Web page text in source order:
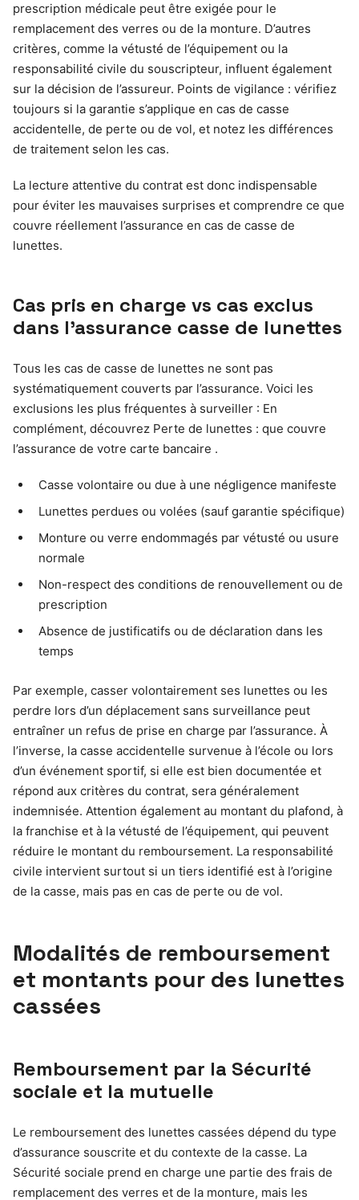
prescription médicale peut être exigée pour le
remplacement des verres ou de la monture. D’autres
critères, comme la vétusté de l’équipement ou la
responsabilité civile du souscripteur, influent également
sur la décision de l’assureur. Points de vigilance : vérifiez
toujours si la garantie s’applique en cas de casse
accidentelle, de perte ou de vol, et notez les différences
de traitement selon les cas.
La lecture attentive du contrat est donc indispensable
pour éviter les mauvaises surprises et comprendre ce que
couvre réellement l’assurance en cas de casse de
lunettes.
Cas pris en charge vs cas exclus
dans l’assurance casse de lunettes
Tous les cas de casse de lunettes ne sont pas
systématiquement couverts par l’assurance. Voici les
exclusions les plus fréquentes à surveiller : En
complément, découvrez Perte de lunettes : que couvre
l’assurance de votre carte bancaire .
Casse volontaire ou due à une négligence manifeste
Lunettes perdues ou volées (sauf garantie spécifique)
Monture ou verre endommagés par vétusté ou usure
normale
Non-respect des conditions de renouvellement ou de
prescription
Absence de justificatifs ou de déclaration dans les
temps
Par exemple, casser volontairement ses lunettes ou les
perdre lors d’un déplacement sans surveillance peut
entraîner un refus de prise en charge par l’assurance. À
l’inverse, la casse accidentelle survenue à l’école ou lors
d’un événement sportif, si elle est bien documentée et
répond aux critères du contrat, sera généralement
indemnisée. Attention également au montant du plafond, à
la franchise et à la vétusté de l’équipement, qui peuvent
réduire le montant du remboursement. La responsabilité
civile intervient surtout si un tiers identifié est à l’origine
de la casse, mais pas en cas de perte ou de vol.
Modalités de remboursement
et montants pour des lunettes
cassées
Remboursement par la Sécurité
sociale et la mutuelle
Le remboursement des lunettes cassées dépend du type
d’assurance souscrite et du contexte de la casse. La
Sécurité sociale prend en charge une partie des frais de
remplacement des verres et de la monture, mais les